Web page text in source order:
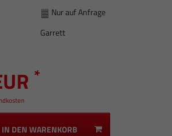
Nur auf Anfrage
Garrett
*
IN DEN WARENKORB